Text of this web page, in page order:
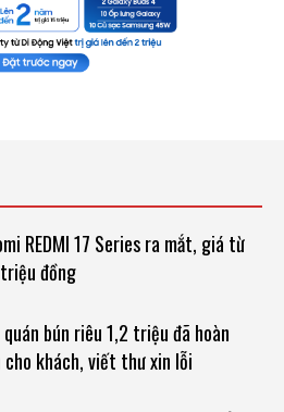
REDMI 17 Series ra mắt, giá từ
đồng
quán bún riêu 1,2 triệu đã hoàn
khách, viết thư xin lỗi